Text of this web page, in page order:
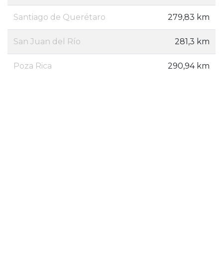
Santiago de Querétaro 279,83 km
San Juan del Río 281,3 km
Poza Rica 290,94 km